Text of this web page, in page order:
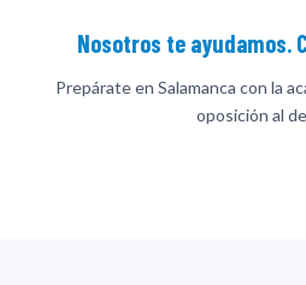
Nosotros te ayudamos.
Prepárate en Salamanca con la
oposición al